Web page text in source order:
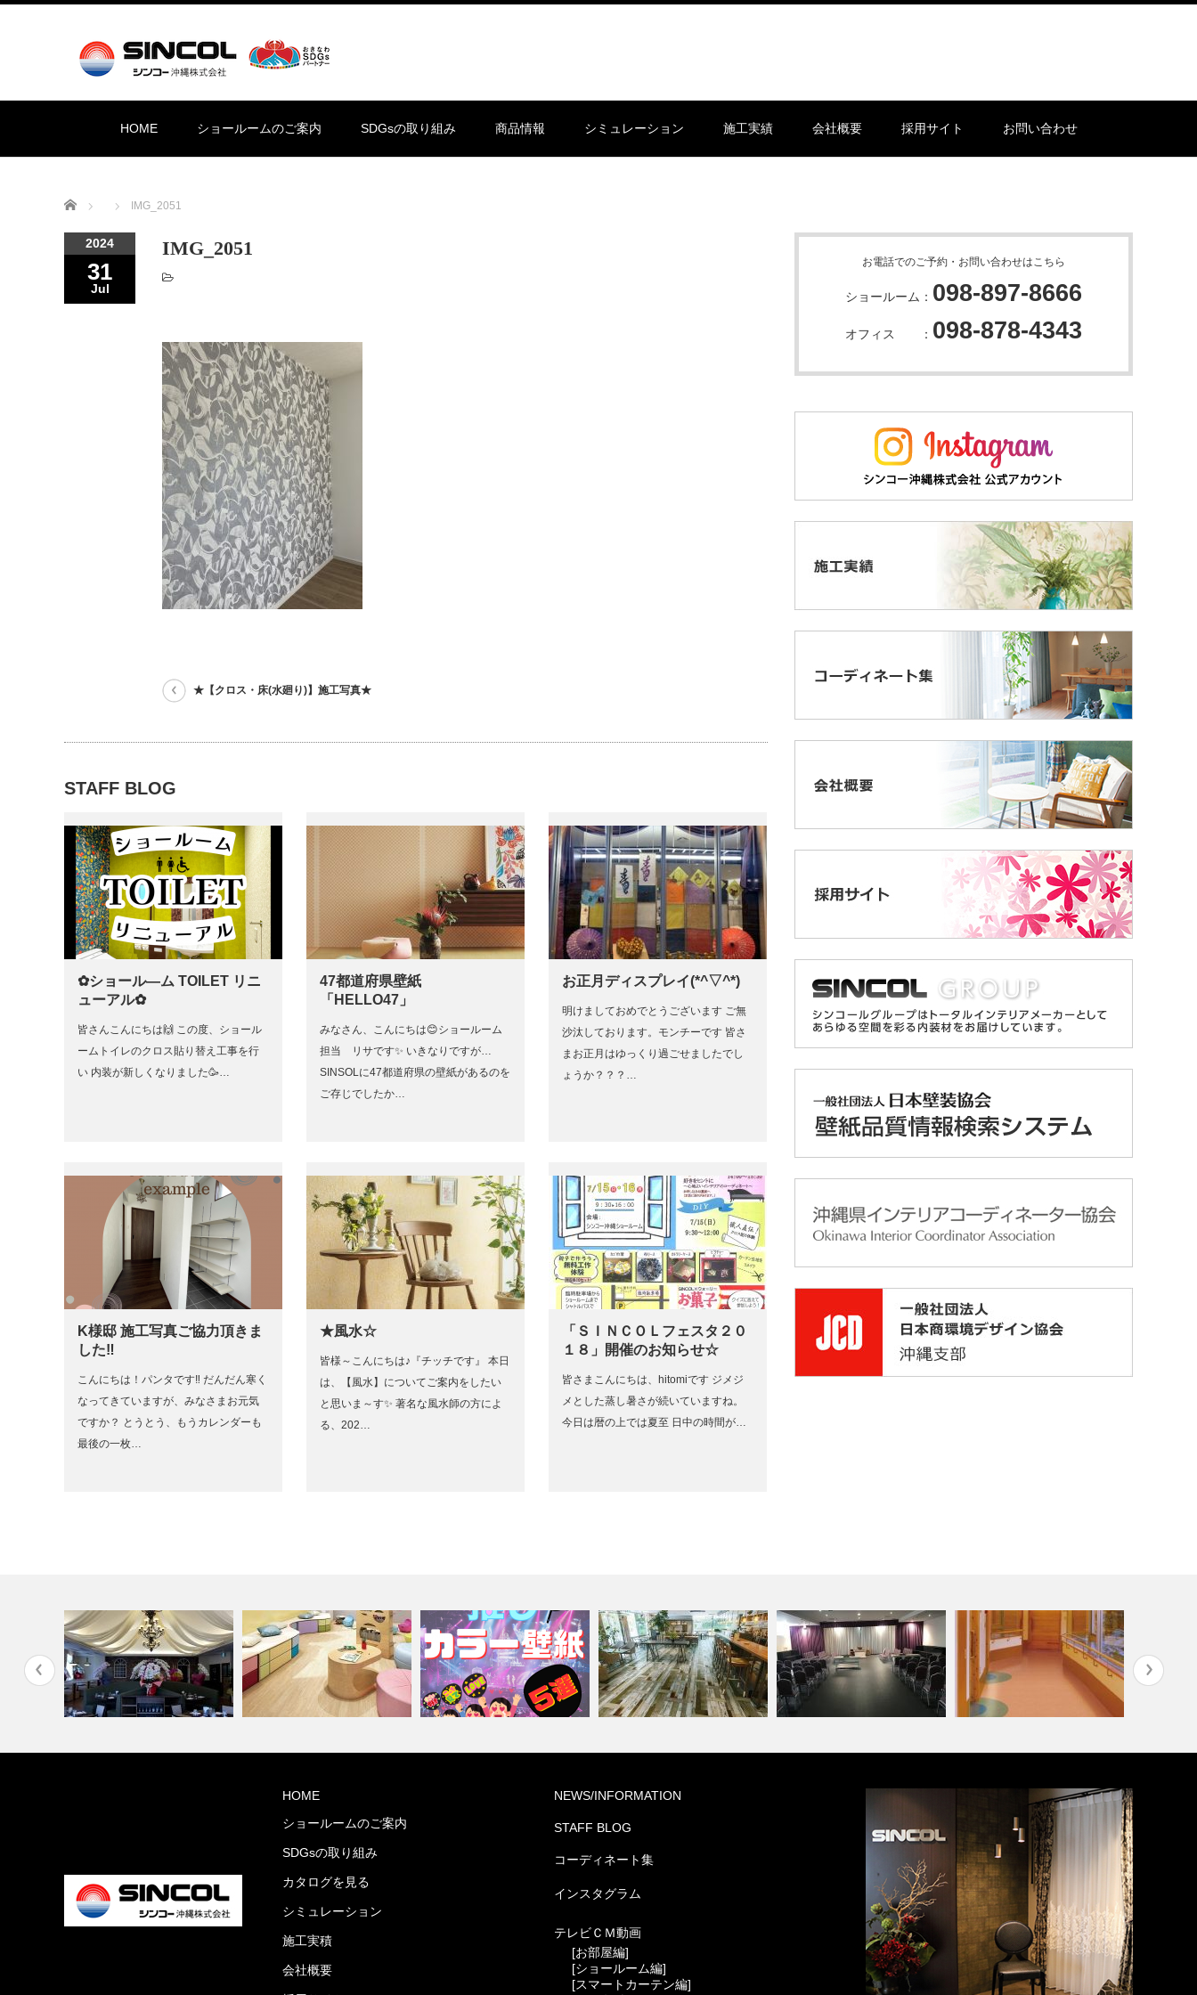
HOME ショールームのご案内 SDGsの取り組み 商品情報 シミュレーション 施工実績 会社概要 採用サイト お問い合わせ
Home IMG_2051
2024
31
Jul
IMG_2051
★【クロス・床(水廻り)】施工写真★
STAFF BLOG
✿ショール―ム TOILET リニ
ューアル✿
皆さんこんにちは🙌 この度、ショール
ームトイレのクロス貼り替え工事を行
い 内装が新しくなりました🥳…
47都道府県壁紙
「HELLO47」
みなさん、こんにちは😊ショールーム
担当 リサです✨ いきなりですが…
SINSOLに47都道府県の壁紙があるのを
ご存じでしたか…
お正月ディスプレイ(*^▽^*)
明けましておめでとうございます ご無
沙汰しております。モンチーです 皆さ
まお正月はゆっくり過ごせましたでし
ょうか？？？…
K様邸 施工写真ご協力頂きま
した‼
こんにちは！パンタです‼ だんだん寒く
なってきていますが、みなさまお元気
ですか？ とうとう、もうカレンダーも
最後の一枚…
★風水☆
皆様～こんにちは♪『チッチです』 本日
は、【風水】についてご案内をしたい
と思いま～す✨ 著名な風水師の方によ
る、202…
「ＳＩＮＣＯＬフェスタ２０
１８」開催のお知らせ☆
皆さまこんにちは、hitomiです ジメジ
メとした蒸し暑さが続いていますね。
今日は暦の上では夏至 日中の時間が…
お電話でのご予約・お問い合わせはこちら
ショールーム： 098-897-8666
オフィス ： 098-878-4343
ート集)
HOME
ショールームのご案内
SDGsの取り組み
カタログを見る
シミュレーション
施工実積
会社概要
NEWS/INFORMATION
STAFF BLOG
コーディネート集
インスタグラム
テレビＣＭ動画
[お部屋編]
[ショールーム編]
[スマートカーテン編]